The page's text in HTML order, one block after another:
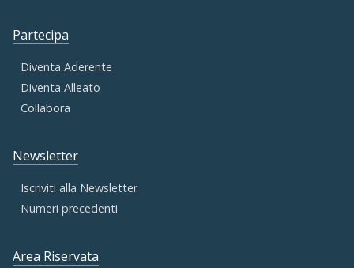
Partecipa
Diventa Aderente
Diventa Alleato
Collabora
Newsletter
Iscriviti alla Newsletter
Numeri precedenti
Area Riservata